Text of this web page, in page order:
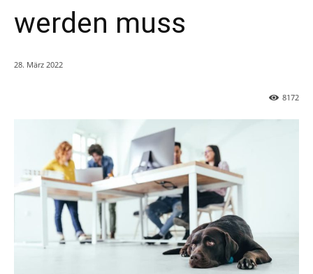
werden muss
28. März 2022
8172